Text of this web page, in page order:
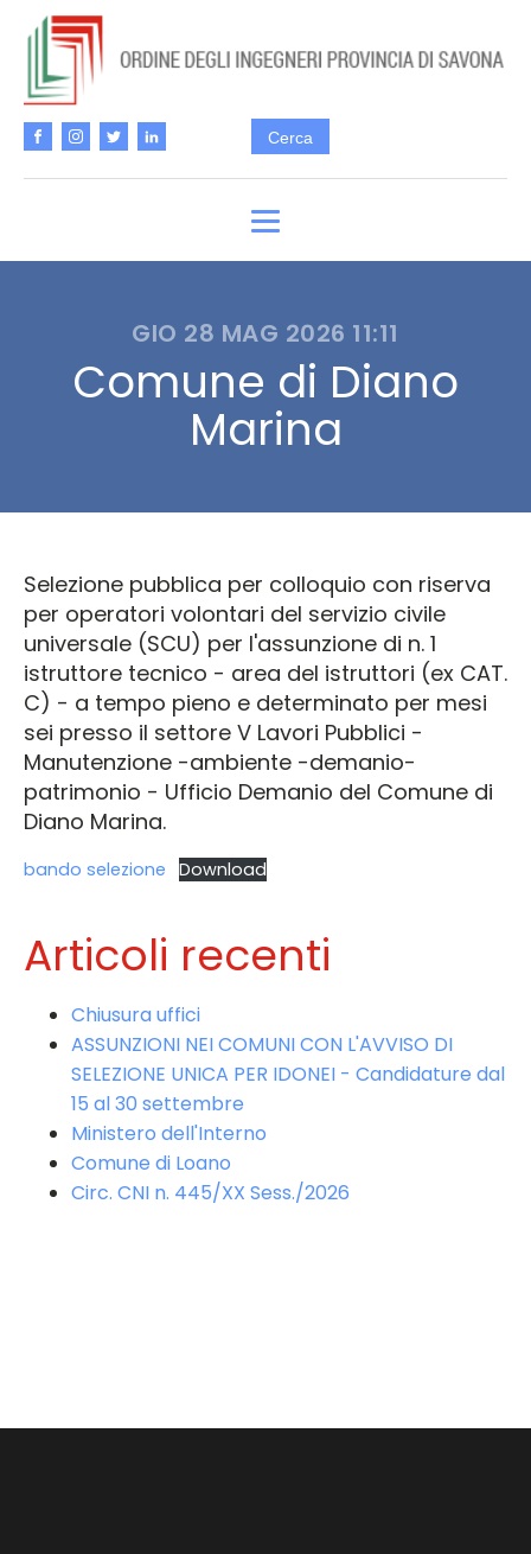
GIO 28 MAG 2026 11:11
Comune di Diano
Marina
Selezione pubblica per colloquio con riserva
per operatori volontari del servizio civile
universale (SCU) per l'assunzione di n. 1
istruttore tecnico - area del istruttori (ex CAT.
C) - a tempo pieno e determinato per mesi
sei presso il settore V Lavori Pubblici -
Manutenzione -ambiente -demanio-
patrimonio - Ufficio Demanio del Comune di
Diano Marina.
bando selezione Download
Articoli recenti
Chiusura uffici
ASSUNZIONI NEI COMUNI CON L'AVVISO DI
SELEZIONE UNICA PER IDONEI - Candidature dal
15 al 30 settembre
Ministero dell'Interno
Comune di Loano
Circ. CNI n. 445/XX Sess./2026